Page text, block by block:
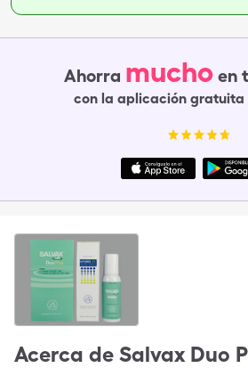
Ahorra mucho en
con la aplicación gratuita
Acerca de Salvax Duo